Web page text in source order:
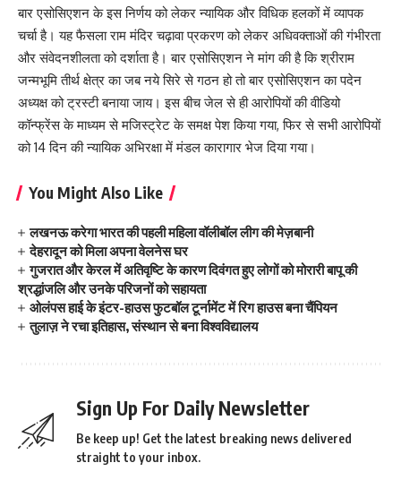
बार एसोसिएशन के इस निर्णय को लेकर न्यायिक और विधिक हलकों में व्यापक
चर्चा है। यह फैसला राम मंदिर चढ़ावा प्रकरण को लेकर अधिवक्ताओं की गंभीरता
और संवेदनशीलता को दर्शाता है। बार एसोसिएशन ने मांग की है कि श्रीराम
जन्मभूमि तीर्थ क्षेत्र का जब नये सिरे से गठन हो तो बार एसोसिएशन का पदेन
अध्यक्ष को ट्रस्टी बनाया जाय। इस बीच जेल से ही आरोपियों की वीडियो
कॉन्फ्रेंस के माध्यम से मजिस्ट्रेट के समक्ष पेश किया गया, फिर से सभी आरोपियों
को 14 दिन की न्यायिक अभिरक्षा में मंडल कारागार भेज दिया गया।
You Might Also Like
लखनऊ करेगा भारत की पहली महिला वॉलीबॉल लीग की मेज़बानी
देहरादून को मिला अपना वेलनेस घर
गुजरात और केरल में अतिवृष्टि के कारण दिवंगत हुए लोगों को मोरारी बापू की
श्रद्धांजलि और उनके परिजनों को सहायता
ओलंपस हाई के इंटर-हाउस फुटबॉल टूर्नामेंट में रिग हाउस बना चैंपियन
तुलाज़ ने रचा इतिहास, संस्थान से बना विश्वविद्यालय
Sign Up For Daily Newsletter
Be keep up! Get the latest breaking news delivered
straight to your inbox.